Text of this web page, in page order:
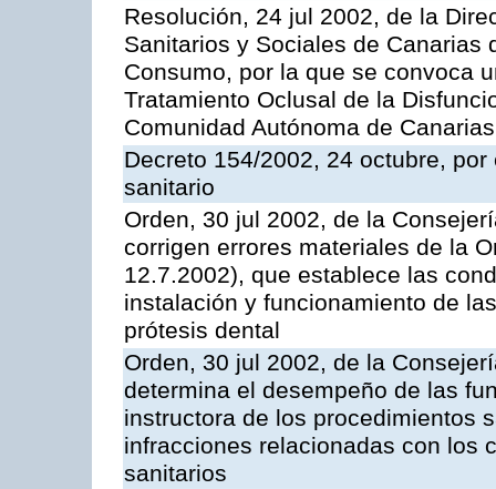
Resolución, 24 jul 2002, de la
Sanitarios y Sociales de Canarias
Consumo, por la que se convoca
Tratamiento Oclusal de la
Comunidad Autónoma de
Decreto 154/2002, 24 octubre,
sanitario
Orden, 30 jul 2002, de la
corrigen errores materiales de la
12.7.2002), que establece las
instalación y funcionamiento de
prótesis dental
Orden, 30 jul 2002, de la
determina el desempeño de las
instructora de los procedimientos
infracciones relacionadas con los
sanitarios